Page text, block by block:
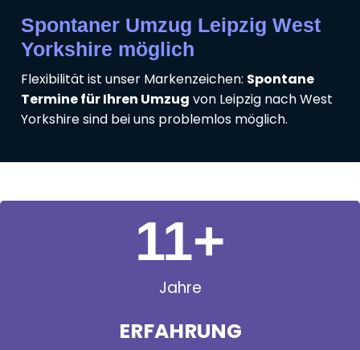
Spontaner Umzug Leipzig West
Yorkshire möglich
Flexibilität ist unser Markenzeichen: Spontane
Termine für Ihren Umzug von Leipzig nach West
Yorkshire sind bei uns problemlos möglich.
Jahre
ERFAHRUNG
11+